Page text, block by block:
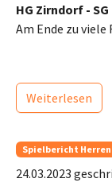
HG Zirndorf -
Am Ende zu viele
Weiterlesen
Spielbericht Herren
24.03.2023